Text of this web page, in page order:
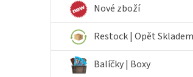
í
Nové zboží
Restock | Opět Skladem
Balíčky | Boxy